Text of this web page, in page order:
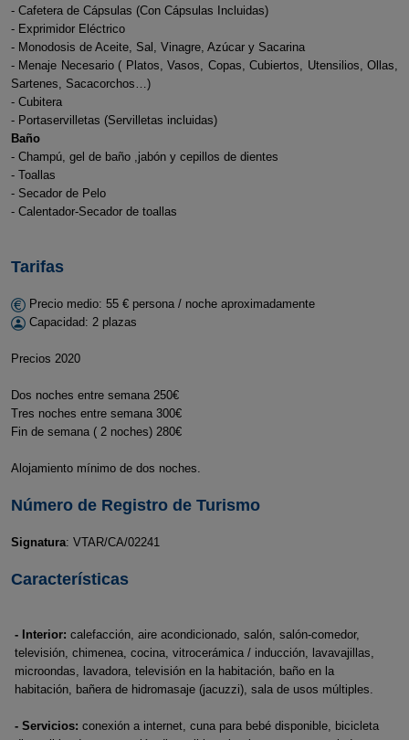
- Cafetera de Cápsulas (Con Cápsulas Incluidas)
- Exprimidor Eléctrico
- Monodosis de Aceite, Sal, Vinagre, Azúcar y Sacarina
- Menaje Necesario ( Platos, Vasos, Copas, Cubiertos, Utensilios, Ollas,
Sartenes, Sacacorchos…)
- Cubitera
- Portaservilletas (Servilletas incluidas)
Baño
- Champú, gel de baño ,jabón y cepillos de dientes
- Toallas
- Secador de Pelo
- Calentador-Secador de toallas
Tarifas
Precio medio: 55 € persona / noche aproximadamente
Capacidad: 2 plazas
Precios 2020
Dos noches entre semana 250€
Tres noches entre semana 300€
Fin de semana ( 2 noches) 280€
Alojamiento mínimo de dos noches.
Número de Registro de Turismo
Signatura: VTAR/CA/02241
Características
- Interior: calefacción, aire acondicionado, salón, salón-comedor,
televisión, chimenea, cocina, vitrocerámica / inducción, lavavajillas,
microondas, lavadora, televisión en la habitación, baño en la
habitación, bañera de hidromasaje (jacuzzi), sala de usos múltiples.
- Servicios: conexión a internet, cuna para bebé disponible, bicicleta